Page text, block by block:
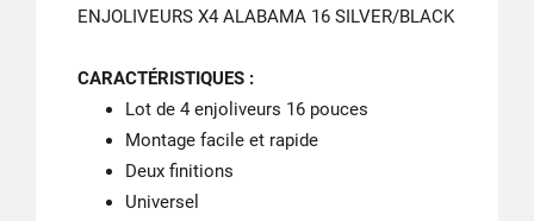
ENJOLIVEURS X4 ALABAMA 16 SILVER/BLACK
CARACTÉRISTIQUES :
Lot de 4 enjoliveurs 16 pouces
Montage facile et rapide
Deux finitions
Universel